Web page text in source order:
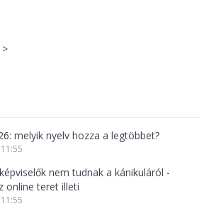
>
melyik nyelv hozza a legtöbbet?
nem tudnak a kánikuláról -
online teret illeti